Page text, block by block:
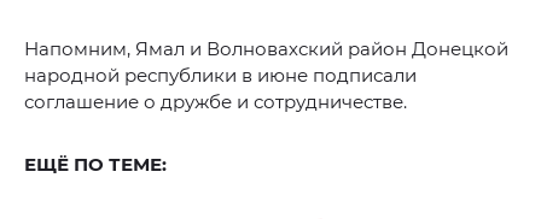
Напомним, Ямал и Волновахский район Донецкой
народной республики в июне подписали
соглашение о дружбе и сотрудничестве.
ЕЩЁ ПО ТЕМЕ: